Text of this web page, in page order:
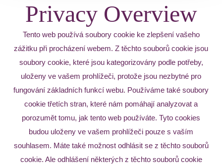
Privacy Overview
Tento web používá soubory cookie ke zlepšení vašeho
zážitku při procházení webem. Z těchto souborů cookie jsou
soubory cookie, které jsou kategorizovány podle potřeby,
uloženy ve vašem prohlížeči, protože jsou nezbytné pro
fungování základních funkcí webu. Používáme také soubory
cookie třetích stran, které nám pomáhají analyzovat a
porozumět tomu, jak tento web používáte. Tyto cookies
budou uloženy ve vašem prohlížeči pouze s vaším
souhlasem. Máte také možnost odhlásit se z těchto souborů
cookie. Ale odhlášení některých z těchto souborů cookie